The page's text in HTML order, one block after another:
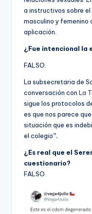
a instructivos sobre
masculino y femenino
aplicación.
¿Fue intencional la
FALSO.
La subsecretaria de
conversación con La
sigue los protocolos
es que nos parece
situación que es
el colegio”.
¿Es real que el
cuestionario?
FALSO.